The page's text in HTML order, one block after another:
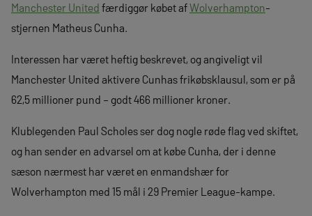
Manchester United færdiggør købet afWolverhampton-
stjernen Matheus Cunha.
Interessen har været heftig beskrevet, og angiveligt vil
Manchester United aktivere Cunhas frikøbsklausul, som er på
62,5 millioner pund – godt 466 millioner kroner.
Klublegenden Paul Scholes ser dog nogle røde flag ved skiftet,
og han sender en advarsel om at købe Cunha, der i denne
sæson nærmest har været en enmandshær for
Wolverhampton med 15 mål i 29 Premier League-kampe.